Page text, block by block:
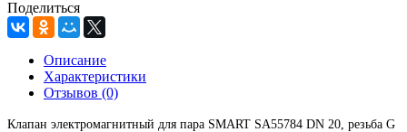
Поделиться
Описание
Характеристики
Отзывов (0)
Клапан электромагнитный для пара SMART SA55784 DN 20 , резьба G